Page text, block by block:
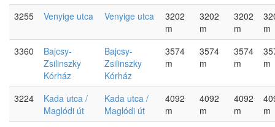
3255
Venyige utca Venyige utca
3202
m
3202
m
3202
m
m
3360
Bajcsy-
Zsilinszky
Kórház
Bajcsy-
Zsilinszky
Kórház
3574
m
3574
m
3574
m
m
3224
Kada utca /
Maglódi út
Kada utca /
Maglódi út
4092
m
4092
m
4092
m
m